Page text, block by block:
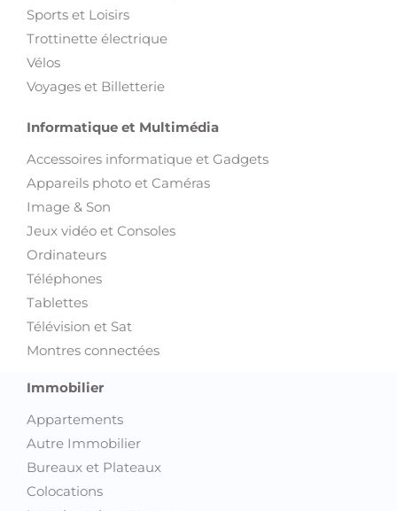
Sports et Loisirs
Trottinette électrique
Vélos
Voyages et Billetterie
Informatique et Multimédia
Accessoires informatique et Gadgets
Appareils photo et Caméras
Image & Son
Jeux vidéo et Consoles
Ordinateurs
Téléphones
Tablettes
Télévision et Sat
Montres connectées
Immobilier
Appartements
Autre Immobilier
Bureaux et Plateaux
Colocations